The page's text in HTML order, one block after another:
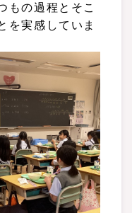
もの過程とそこ
を実感していま